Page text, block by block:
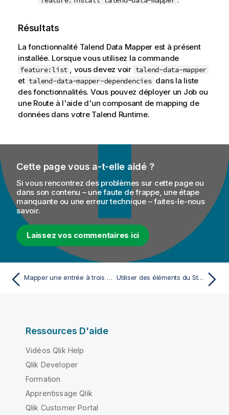
Résultats
La fonctionnalité Talend Data Mapper est à présent
installée. Lorsque vous utilisez la commande
feature:list , vous devez voir talend-data-mapper
et talend-data-mapper-dependencies dans la liste
des fonctionnalités. Vous pouvez déployer un Job ou
une Route à l'aide d'un composant de mapping de
données dans votre Talend Runtime.
Cette page vous a-t-elle aidé ?
Si vous rencontrez des problèmes sur cette page ou
dans son contenu – une faute de frappe, une étape
manquante ou une erreur technique – faites-le-nous
savoir.
Laissez vos commentaires ici
Mapper une entrée à trois sorties Utiliser des éléments du Studio Talend dans une map
Ressources D'aide
Vidéos Qlik Help
Qlik Developer
Formation
Apprentissage Qlik
Qlik Customer Portal